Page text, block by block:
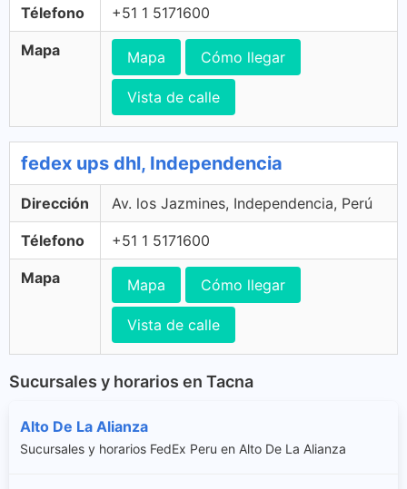
Télefono +51 1 5171600
Mapa Mapa Cómo llegar
Vista de calle
fedex ups dhl, Independencia
Dirección Av. los Jazmines, Independencia, Perú
Télefono +51 1 5171600
Mapa Mapa Cómo llegar
Vista de calle
Sucursales y horarios en Tacna
Alto De La Alianza
Sucursales y horarios FedEx Peru en Alto De La Alianza